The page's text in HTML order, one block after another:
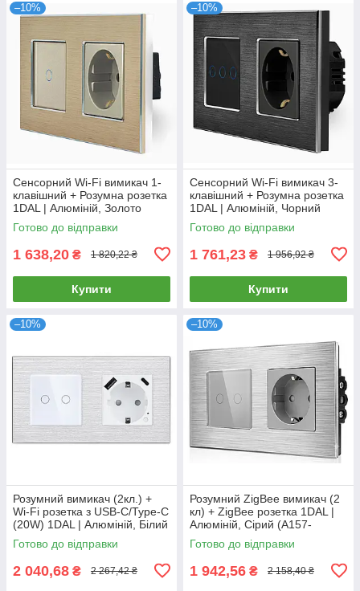
–10%
Сенсорний Wi-Fi вимикач 1-
клавішний + Розумна розетка
1DAL | Алюміній, Золото
(A157-GSW1G.WF-ST.WF.GD)
Готово до відправки
1 638,20 ₴ 1 820,22 ₴
Купити
–10%
Сенсорний Wi-Fi вимикач 3-
клавішний + Розумна розетка
1DAL | Алюміній, Чорний
(A157-GSW3G.WF-ST.WF.BL)
Готово до відправки
1 761,23 ₴ 1 956,92 ₴
Купити
–10%
Розумний вимикач (2кл.) +
Wi-Fi розетка з USB-C/Type-C
(20W) 1DAL | Алюміній, Білий
(A157-GSW2G.WF-
STUTC.WF.WT)
Готово до відправки
2 040,68 ₴ 2 267,42 ₴
–10%
Розумний ZigBee вимикач (2
кл) + ZigBee розетка 1DAL |
Алюміній, Сірий (A157-
GSW2G.ZB-ST.ZB.GR)
Готово до відправки
1 942,56 ₴ 2 158,40 ₴